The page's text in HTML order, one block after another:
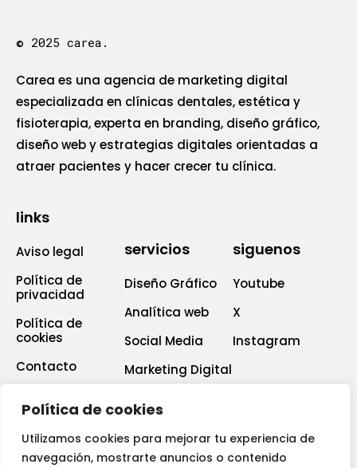
Política de cookies
Utilizamos cookies para mejorar tu experiencia de
navegación, mostrarte anuncios o contenido
© 2025 carea.
Carea es una agencia de marketing digital
especializada en clínicas dentales, estética y
fisioterapia, experta en branding, diseño gráfico,
diseño web y estrategias digitales orientadas a
atraer pacientes y hacer crecer tu clínica.
links
Aviso legal
Política de
privacidad
Política de
cookies
Contacto
servicios
Diseño Gráfico
Analítica web
Social Media
Marketing Digital
siguenos
Youtube
X
Instagram